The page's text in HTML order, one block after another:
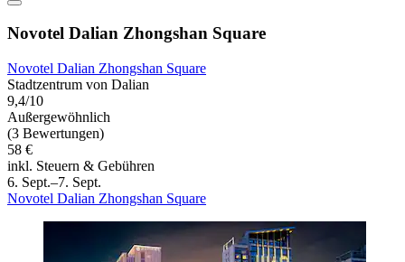
Novotel Dalian Zhongshan Square
Novotel Dalian Zhongshan Square
Stadtzentrum von Dalian
9,4/10
Außergewöhnlich
(3 Bewertungen)
58 €
inkl. Steuern & Gebühren
6. Sept.–7. Sept.
Novotel Dalian Zhongshan Square